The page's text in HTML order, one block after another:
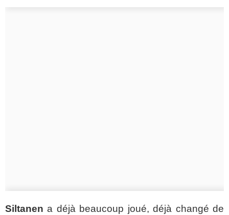
Siltanen a déjà beaucoup joué, déjà changé de